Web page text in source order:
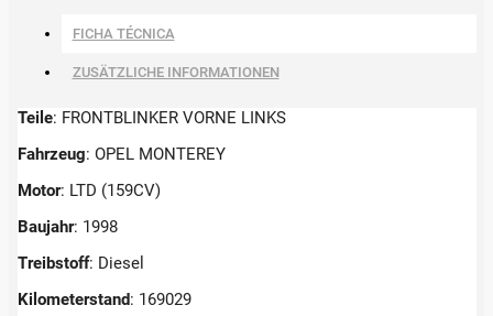
FICHA TÉCNICA
ZUSÄTZLICHE INFORMATIONEN
Teile: FRONTBLINKER VORNE LINKS
Fahrzeug: OPEL MONTEREY
Motor: LTD (159CV)
Baujahr: 1998
Treibstoff: Diesel
Kilometerstand: 169029